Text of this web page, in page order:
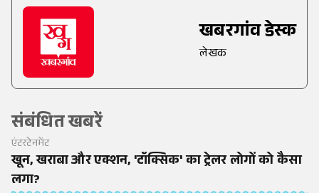
खबरगांव डेस्क
लेखक
संबंधित खबरें
एंटरटेनमेंट
खून, खराबा और एक्शन, 'टॉक्सिक' का ट्रेलर लोगों को कैसा
लगा?